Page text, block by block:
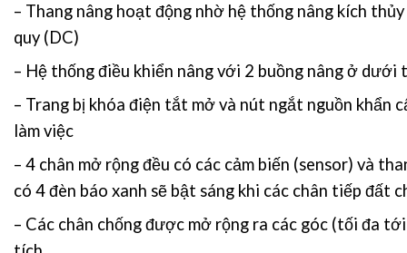
– Thang nâng hoạt động nhờ hệ thống nâng kích
quy (DC)
– Hệ thống điều khiển nâng với 2 buồng nâng ở
– Trang bị khóa điện tắt mở và nút ngắt nguồn khẩn
làm việc
– 4 chân mở rộng đều có các cảm biến (sensor) và
có 4 đèn báo xanh sẽ bật sáng khi các chân tiếp đất
– Các chân chống được mở rộng ra các góc (tối đa